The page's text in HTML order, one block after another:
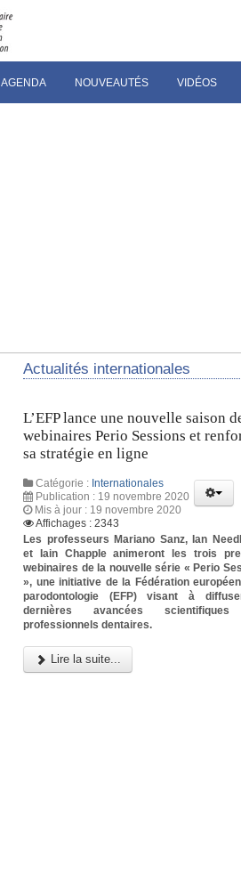
AGENDA NOUVEAUTÉS VIDÉOS
Actualités internationales
L’EFP lance une nouvelle saison
webinaires Perio Sessions et
sa stratégie en ligne
Catégorie : Internationales
Publication : 19 novembre 2020
Mis à jour : 19 novembre 2020
Affichages : 2343
Les professeurs Mariano Sanz, Ian
et Iain Chapple animeront les trois
webinaires de la nouvelle série « Perio
», une initiative de la Fédération
parodontologie (EFP) visant à
dernières avancées
professionnels dentaires.
Lire la suite...